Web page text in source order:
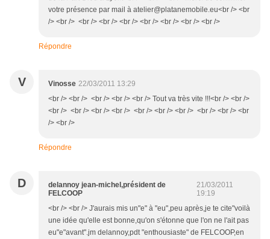
votre présence par mail à atelier@platanemobile.eu<br /> <br
/> <br /> <br /> <br /> <br /> <br /> <br /> <br /> <br />
Répondre
V Vinosse 22/03/2011 13:29
<br /> <br /> <br /> <br /> <br /> Tout va très vite !!!<br /> <br />
<br /> <br /> <br /> <br /> <br /> <br /> <br /> <br /> <br /> <br
/> <br />
Répondre
D
delannoy jean-michel,président de
FELCOOP
21/03/2011
19:19
<br /> <br /> J'aurais mis un"e" à "eu",peu après,je te cite"voilà
une idée qu'elle est bonne,qu'on s'étonne que l'on ne l'ait pas
eu"e"avant".jm delannoy,pdt "enthousiaste" de FELCOOP,en